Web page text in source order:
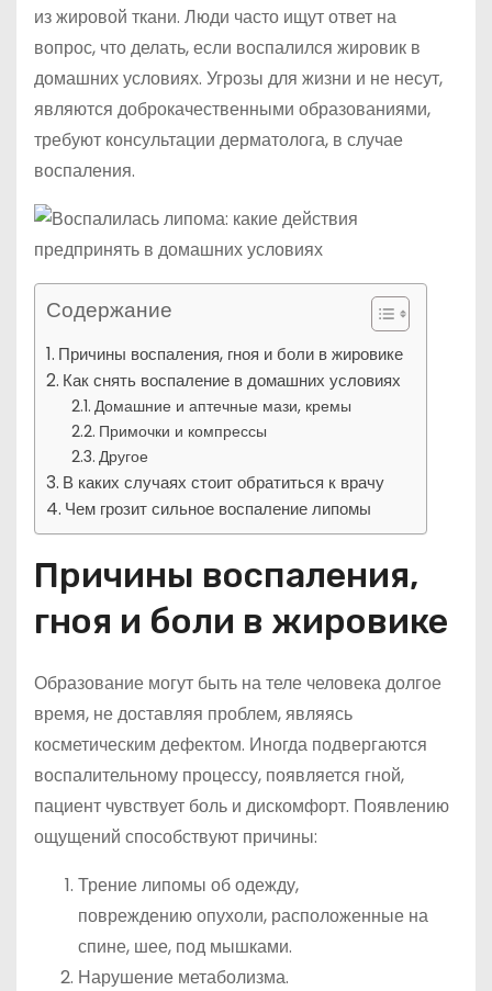
из жировой ткани. Люди часто ищут ответ на
вопрос, что делать, если воспалился жировик в
домашних условиях. Угрозы для жизни и не несут,
являются доброкачественными образованиями,
требуют консультации дерматолога, в случае
воспаления.
Содержание
Причины воспаления, гноя и боли в жировике
Как снять воспаление в домашних условиях
Домашние и аптечные мази, кремы
Примочки и компрессы
Другое
В каких случаях стоит обратиться к врачу
Чем грозит сильное воспаление липомы
Причины воспаления,
гноя и боли в жировике
Образование могут быть на теле человека долгое
время, не доставляя проблем, являясь
косметическим дефектом. Иногда подвергаются
воспалительному процессу, появляется гной,
пациент чувствует боль и дискомфорт. Появлению
ощущений способствуют причины:
Трение липомы об одежду,
повреждению опухоли, расположенные на
спине, шее, под мышками.
Нарушение метаболизма.